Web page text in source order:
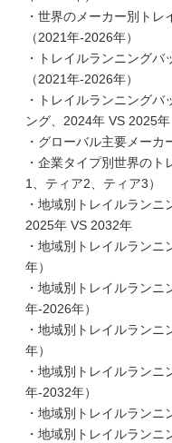
・世界のメーカー別ト
（2021年-2026年）
・トレイルランニング
（2021年-2026年）
・トレイルランニング
ング、2024年 VS 2025
・グローバル主要メーカ
・企業タイプ別世界の
1、ティア2、ティア3）
・地域別トレイルラン
2025年 VS 2032年
・地域別トレイルラン
年）
・地域別トレイルラン
年-2026年）
・地域別トレイルラン
年）
・地域別トレイルラン
年-2032年）
・地域別トレイルランニ
・地域別トレイルラン